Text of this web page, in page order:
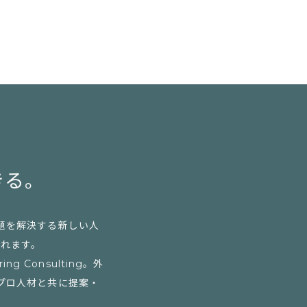
。
を解決する新しい人
ます。
Consulting。外
人材と共に提案・